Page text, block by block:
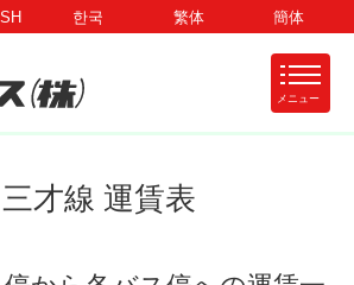
メニュー
한국 繁体 簡体
才線 運賃表